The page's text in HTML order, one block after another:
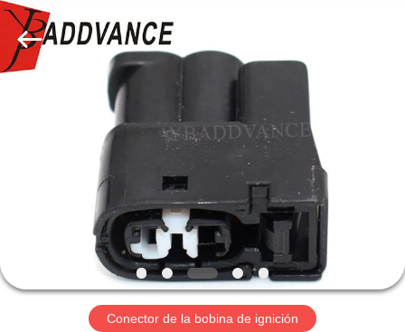
PRODUCTOS
NOSOTROS
VIAJE
Xi'An
YingBao
Parts
Co.,Ltd.
All
Rights
Conector de la bobina de ignición